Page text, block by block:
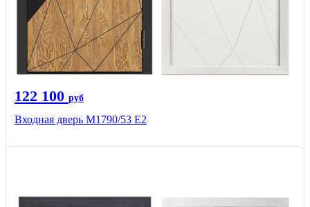
122 100 руб
Входная дверь М1790/53 Е2